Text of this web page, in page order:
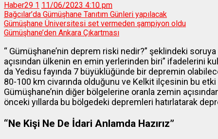
Haber29 1 11/06/2023 4:10 pm
Bağcılar’da Gümüşhane Tanıtım Günleri yapılacak
Gümüşhane Üniversitesi set vermeden şampiyon oldu
Gümüşhane’den Ankara Çıkartması
“ Gümüşhane’nin deprem riski nedir?” şeklindeki
açısından ülkenin en emin yerlerinden biri” ifadelerini
da Yedisu fayında 7 büyüklüğünde bir depremin
80-100 km civarında olduğunu ve Kelkit ilçesinin bu etki
Gümüşhane’nin diğer bölgelerine oranla zemin
önceki yıllarda bu bölgedeki depremleri hatırlatarak
“Ne Kişi Ne De İdari Anlamda Hazırız”